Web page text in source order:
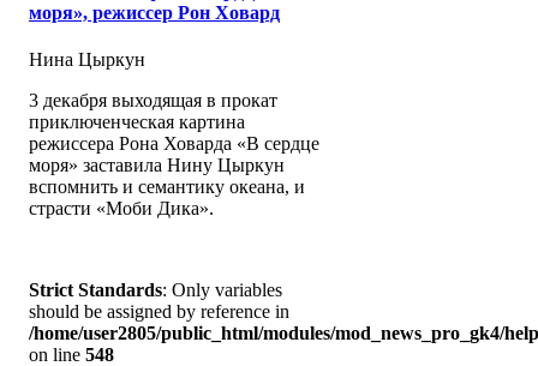
моря», режиссер Рон Ховард
Нина Цыркун
3 декабря выходящая в прокат
приключенческая картина
режиссера Рона Ховарда «В сердце
моря» заставила Нину Цыркун
вспомнить и семантику океана, и
страсти «Моби Дика».
Strict Standards: Only variables
should be assigned by reference in
/home/user2805/public_html/modules/mod_news_pro_gk4/
on line 548